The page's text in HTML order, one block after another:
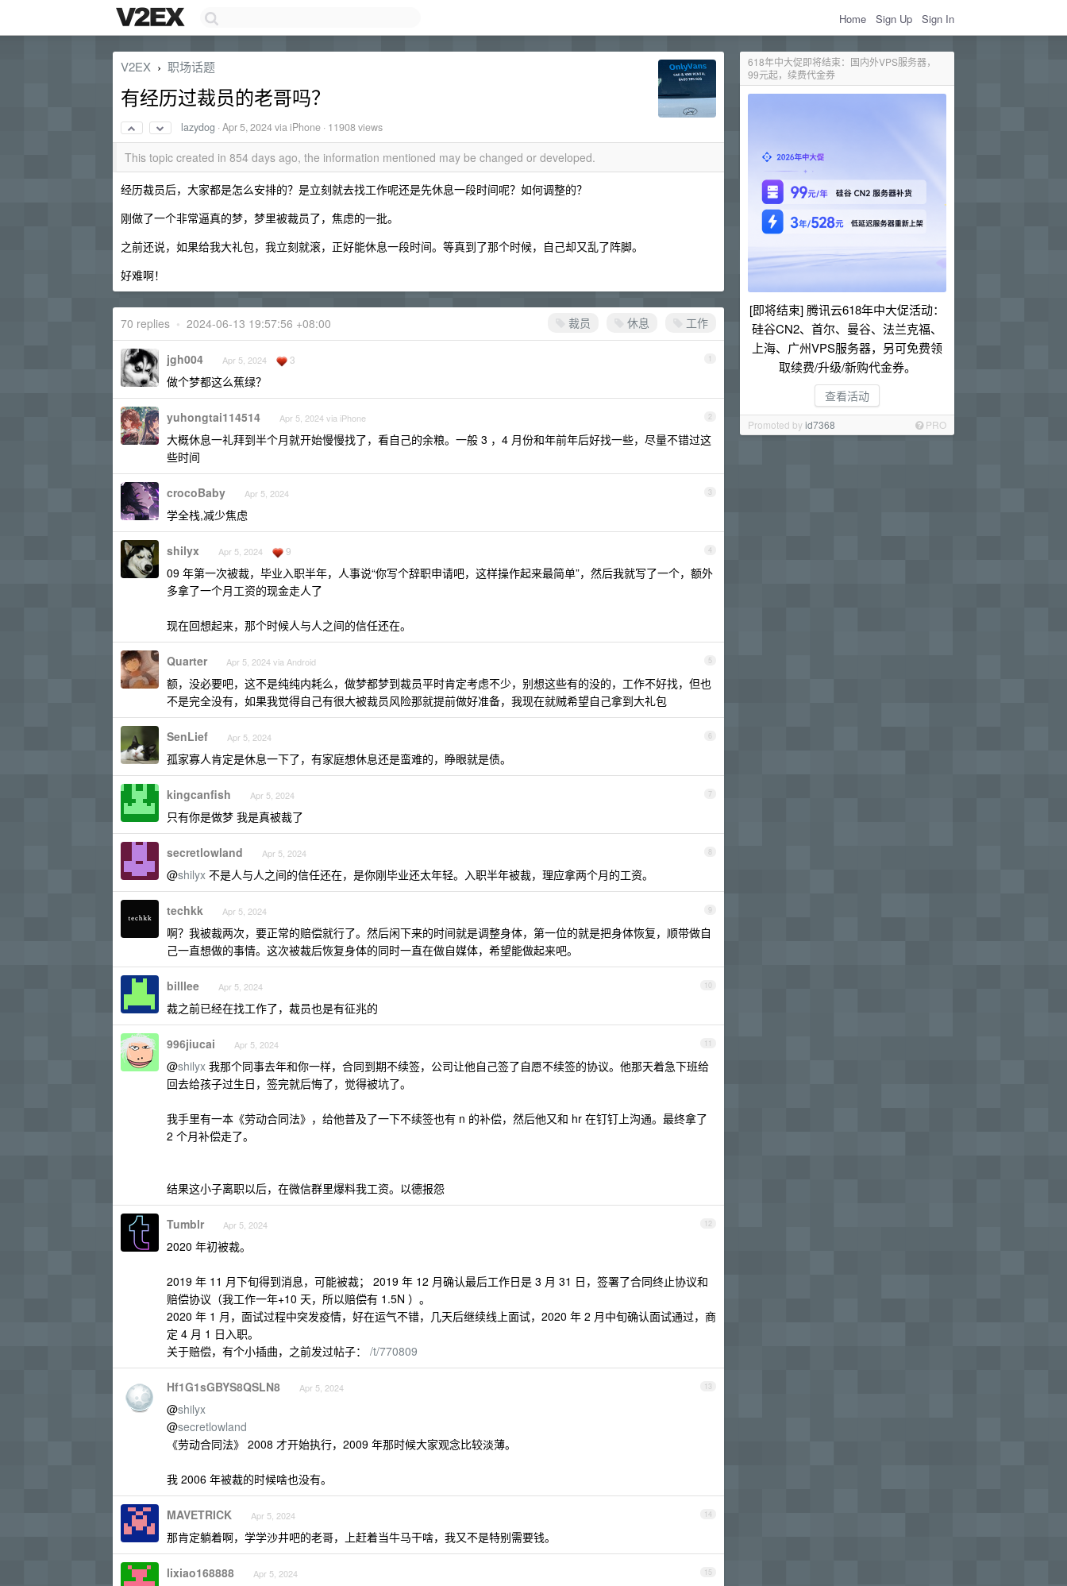
Home Sign Up Sign In
618年中大促即将结束：国内外VPS服务器，
99元起，续费代金券
[即将结束] 腾讯云618年中大促活动：
硅谷CN2、首尔、曼谷、法兰克福、
上海、广州VPS服务器，另可免费领
取续费/升级/新购代金券。
查看活动
Promoted byid7368 PRO
V2EX › 职场话题
有经历过裁员的老哥吗？
lazydog ·Apr 5, 2024via iPhone · 11908 views
This topic created in 854 days ago, the information mentioned may be changed or developed.
经历裁员后，大家都是怎么安排的？是立刻就去找工作呢还是先休息一段时间呢？如何调整的？
刚做了一个非常逼真的梦，梦里被裁员了，焦虑的一批。
之前还说，如果给我大礼包，我立刻就滚，正好能休息一段时间。等真到了那个时候，自己却又乱了阵脚。
好难啊！
裁员 休息 工作
70 replies • 2024-06-13 19:57:56 +08:00
1
jgh004 Apr 5, 2024 3
做个梦都这么蕉绿？
2
yuhongtai114514 Apr 5, 2024 via iPhone
大概休息一礼拜到半个月就开始慢慢找了，看自己的余粮。一般 3 ，4 月份和年前年后好找一些，尽量不错过这
些时间
3
crocoBaby Apr 5, 2024
学全栈,减少焦虑
4
shilyx Apr 5, 2024 9
09 年第一次被裁，毕业入职半年，人事说“你写个辞职申请吧，这样操作起来最简单”，然后我就写了一个，额外
多拿了一个月工资的现金走人了
现在回想起来，那个时候人与人之间的信任还在。
5
Quarter Apr 5, 2024 via Android
额，没必要吧，这不是纯纯内耗么，做梦都梦到裁员平时肯定考虑不少，别想这些有的没的，工作不好找，但也
不是完全没有，如果我觉得自己有很大被裁员风险那就提前做好准备，我现在就贼希望自己拿到大礼包
6
SenLief Apr 5, 2024
孤家寡人肯定是休息一下了，有家庭想休息还是蛮难的，睁眼就是债。
7
kingcanfish Apr 5, 2024
只有你是做梦 我是真被裁了
8
secretlowland Apr 5, 2024
@shilyx 不是人与人之间的信任还在，是你刚毕业还太年轻。入职半年被裁，理应拿两个月的工资。
9
techkk Apr 5, 2024
啊？我被裁两次，要正常的赔偿就行了。然后闲下来的时间就是调整身体，第一位的就是把身体恢复，顺带做自
己一直想做的事情。这次被裁后恢复身体的同时一直在做自媒体，希望能做起来吧。
10
billlee Apr 5, 2024
裁之前已经在找工作了，裁员也是有征兆的
11
996jiucai Apr 5, 2024
@shilyx 我那个同事去年和你一样，合同到期不续签，公司让他自己签了自愿不续签的协议。他那天着急下班给
回去给孩子过生日，签完就后悔了，觉得被坑了。
我手里有一本《劳动合同法》，给他普及了一下不续签也有 n 的补偿，然后他又和 hr 在钉钉上沟通。最终拿了
2 个月补偿走了。
结果这小子离职以后，在微信群里爆料我工资。以德报怨
12
Tumblr Apr 5, 2024
2020 年初被裁。
2019 年 11 月下旬得到消息，可能被裁； 2019 年 12 月确认最后工作日是 3 月 31 日，签署了合同终止协议和
赔偿协议（我工作一年+10 天，所以赔偿有 1.5N ）。
2020 年 1 月，面试过程中突发疫情，好在运气不错，几天后继续线上面试，2020 年 2 月中旬确认面试通过，商
定 4 月 1 日入职。
关于赔偿，有个小插曲，之前发过帖子： /t/770809
13
Hf1G1sGBYS8QSLN8 Apr 5, 2024
@shilyx
@secretlowland
《劳动合同法》 2008 才开始执行，2009 年那时候大家观念比较淡薄。
我 2006 年被裁的时候啥也没有。
14
MAVETRICK Apr 5, 2024
那肯定躺着啊，学学沙井吧的老哥，上赶着当牛马干啥，我又不是特别需要钱。
15
lixiao168888 Apr 5, 2024